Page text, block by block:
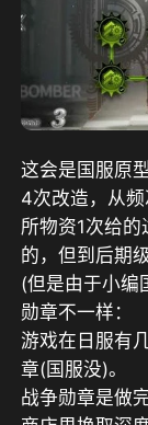
这会是国服原
4次改造，从
所物资1次给
的，但到后期
(但是由于小编
勋章不一样：
游戏在日服有
章(国服没)。
战争勋章是做